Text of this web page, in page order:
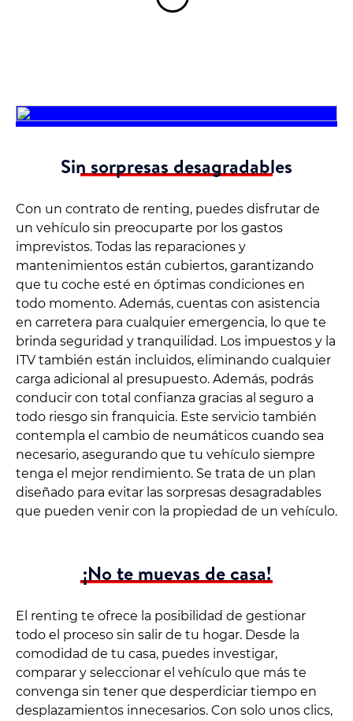
Sin sorpresas desagradables
Con un contrato de renting, puedes disfrutar de
un vehículo sin preocuparte por los gastos
imprevistos. Todas las reparaciones y
mantenimientos están cubiertos, garantizando
que tu coche esté en óptimas condiciones en
todo momento. Además, cuentas con asistencia
en carretera para cualquier emergencia, lo que te
brinda seguridad y tranquilidad. Los impuestos y la
ITV también están incluidos, eliminando cualquier
carga adicional al presupuesto. Además, podrás
conducir con total confianza gracias al seguro a
todo riesgo sin franquicia. Este servicio también
contempla el cambio de neumáticos cuando sea
necesario, asegurando que tu vehículo siempre
tenga el mejor rendimiento. Se trata de un plan
diseñado para evitar las sorpresas desagradables
que pueden venir con la propiedad de un vehículo.
¡No te muevas de casa!
El renting te ofrece la posibilidad de gestionar
todo el proceso sin salir de tu hogar. Desde la
comodidad de tu casa, puedes investigar,
comparar y seleccionar el vehículo que más te
convenga sin tener que desperdiciar tiempo en
desplazamientos innecesarios. Con solo unos clics,